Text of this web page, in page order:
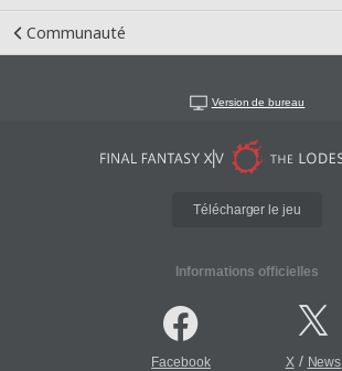
Communauté
Version de bureau
Télécharger le jeu
Informations officielles
Facebook X/ News